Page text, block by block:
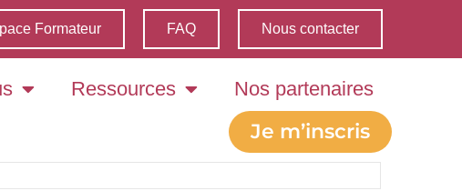
Formateur FAQ Nous contacter
Ressources Nos partenaires
Je m’inscris